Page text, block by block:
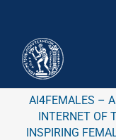
AΙ4FEMALES –
INTERNET OF
INSPIRING